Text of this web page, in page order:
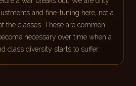
and fine-tuning here, not a
the classes. These are common
necessary over time when a
class diversity starts to suffer.